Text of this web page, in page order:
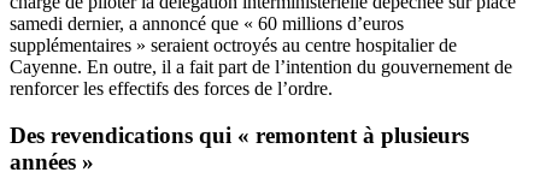
samedi dernier, a annoncé que « 60 millions d’euros
supplémentaires » seraient octroyés au centre hospitalier de
Cayenne. En outre, il a fait part de l’intention du gouvernement de
renforcer les effectifs des forces de l’ordre.
Des revendications qui « remontent à plusieurs
années »